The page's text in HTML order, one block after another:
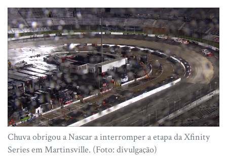
Chuva obrigou a Nascar a interromper a etapa da Xfinity
Series em Martinsville. (Foto: divulgação)